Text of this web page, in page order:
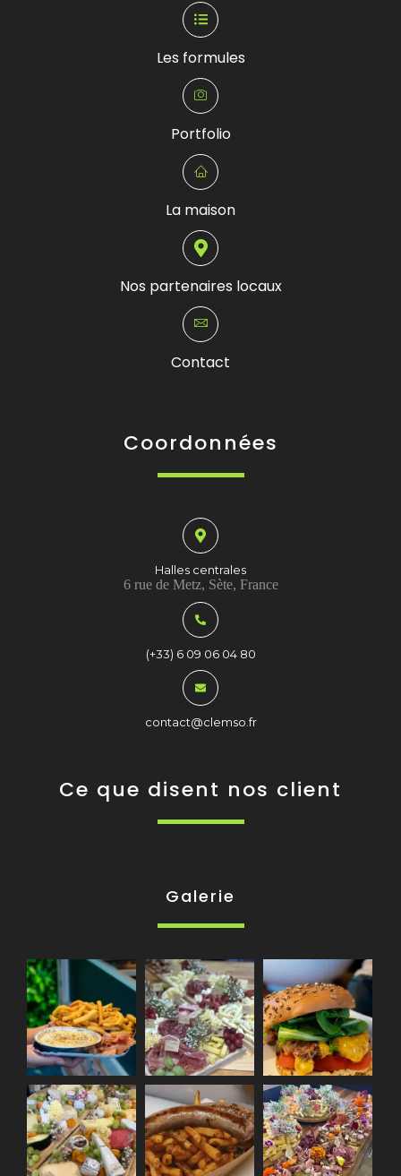
Les formules
Portfolio
La maison
Nos partenaires locaux
Contact
Coordonnées
Halles centrales
6 rue de Metz, Sète, France
(+33) 6 09 06 04 80
contact@clemso.fr
Ce que disent nos client
Galerie